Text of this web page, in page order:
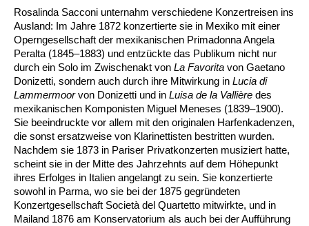
Rosalinda Sacconi unternahm verschiedene Konzertreisen ins
Ausland: Im Jahre 1872 konzertierte sie in Mexiko mit einer
Operngesellschaft der mexikanischen Primadonna Angela
Peralta (1845–1883) und entzückte das Publikum nicht nur
durch ein Solo im Zwischenakt von La Favorita von Gaetano
Donizetti, sondern auch durch ihre Mitwirkung in Lucia di
Lammermoorvon Donizetti und in Luisa de la Vallière des
mexikanischen Komponisten Miguel Meneses (1839–1900).
Sie beeindruckte vor allem mit den originalen Harfenkadenzen,
die sonst ersatzweise von Klarinettisten bestritten wurden.
Nachdem sie 1873 in Pariser Privatkonzerten musiziert hatte,
scheint sie in der Mitte des Jahrzehnts auf dem Höhepunkt
ihres Erfolges in Italien angelangt zu sein. Sie konzertierte
sowohl in Parma, wo sie bei der 1875 gegründeten
Konzertgesellschaft Società del Quartetto mitwirkte, und in
Mailand 1876 am Konservatorium als auch bei der Aufführung